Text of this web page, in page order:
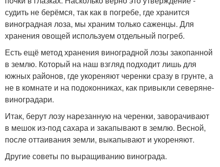
судить не берёмся, так как в погребе, где хранится
виноградная лоза, мы храним только саженцы. Для
хранения овощей используем отдельный погреб.
Есть ещё метод хранения виноградной лозы закопанной
в землю. Который на наш взгляд подходит лишь для
южных районов, где укореняют черенки сразу в грунте, а
не в комнате и на подоконниках, как привыкли северяне-
виноградари.
Итак, берут лозу нарезанную на черенки, заворачивают
в мешок из-под сахара и закапывают в землю. Весной,
после оттаивания земли, выкапывают и укореняют.
Другие советы по выращиванию винограда.